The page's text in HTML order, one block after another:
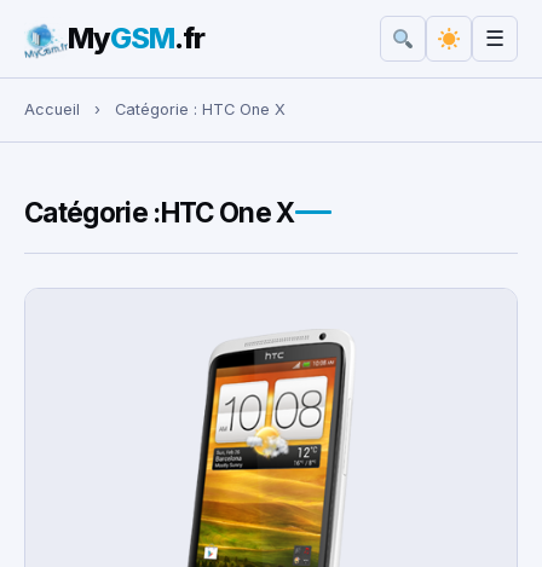
Rechercher :
MyGSM.fr ☰
Accueil › Catégorie : HTC One X
Catégorie :HTC One X